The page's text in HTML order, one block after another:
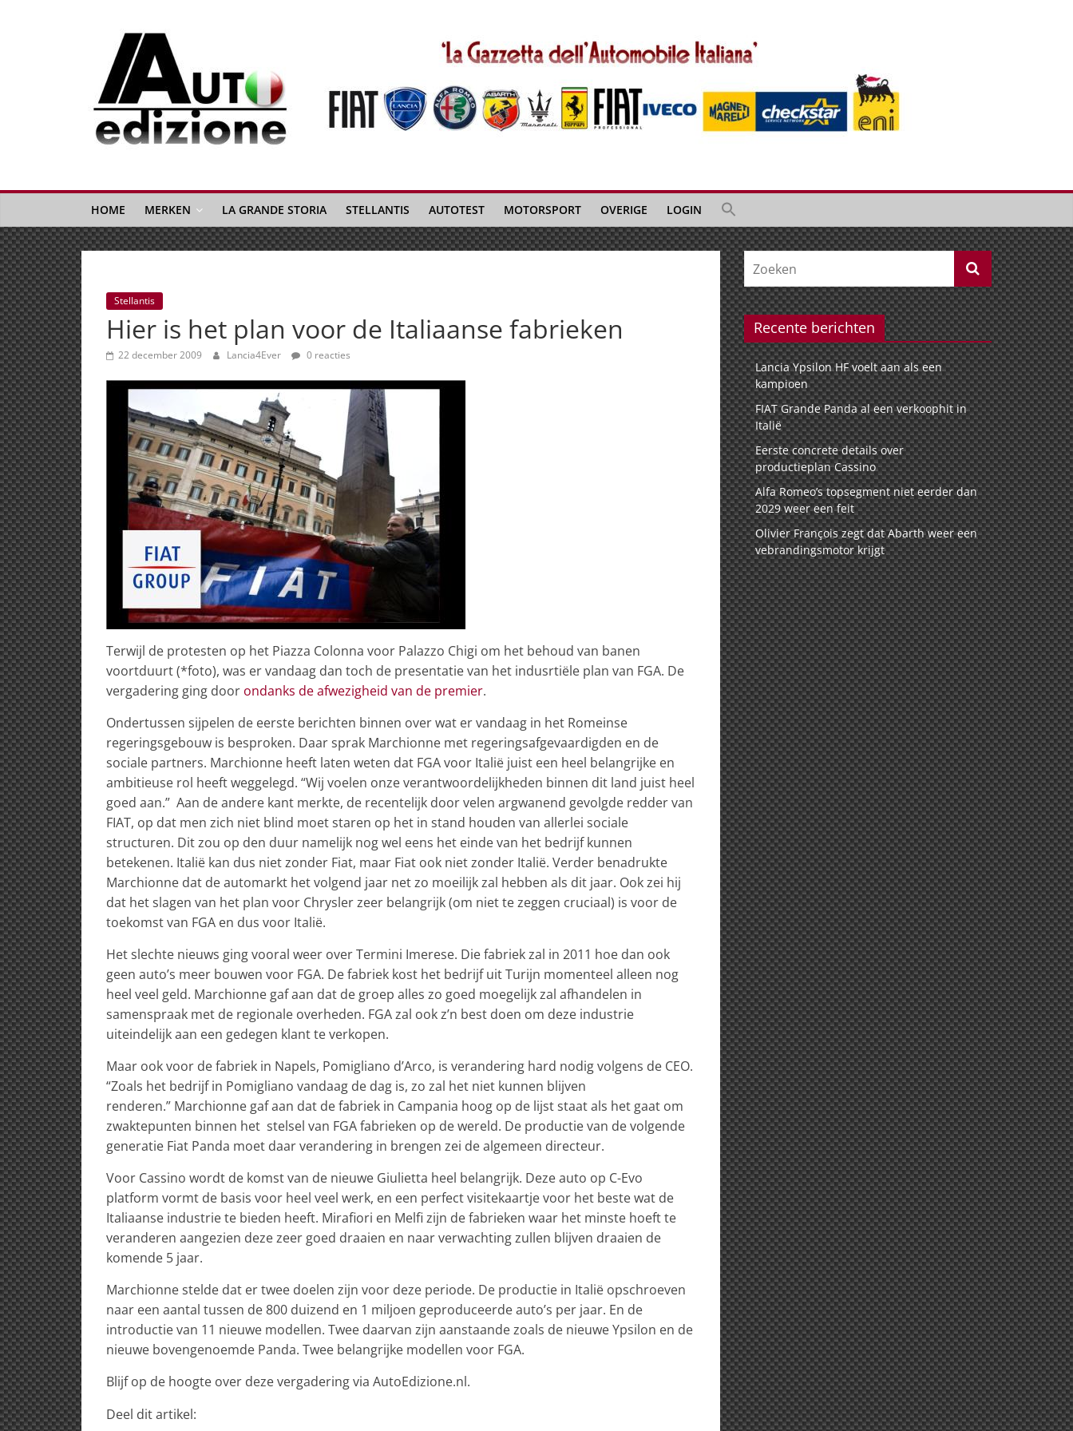
Auto
Edizione
La
Gazetta
dell'Automobile
Italiana
|
Italiaans
autonieuws
&
lifestyle
HOME MERKEN LA GRANDE STORIA STELLANTIS AUTOTEST MOTORSPORT OVERIGE LOGIN
Stellantis
Hier is het plan voor de Italiaanse fabrieken
22 december 2009 Lancia4Ever 0 reacties
Terwijl de protesten op het Piazza Colonna voor Palazzo Chigi om het behoud van banen
voortduurt (*foto), was er vandaag dan toch de presentatie van het indusrtiële plan van FGA. De
vergadering ging door ondanks de afwezigheid van de premier.
Ondertussen sijpelen de eerste berichten binnen over wat er vandaag in het Romeinse
regeringsgebouw is besproken. Daar sprak Marchionne met regeringsafgevaardigden en de
sociale partners. Marchionne heeft laten weten dat FGA voor Italië juist een heel belangrijke en
ambitieuse rol heeft weggelegd. “Wij voelen onze verantwoordelijkheden binnen dit land juist heel
goed aan.” Aan de andere kant merkte, de recentelijk door velen argwanend gevolgde redder van
FIAT, op dat men zich niet blind moet staren op het in stand houden van allerlei sociale
structuren. Dit zou op den duur namelijk nog wel eens het einde van het bedrijf kunnen
betekenen. Italië kan dus niet zonder Fiat, maar Fiat ook niet zonder Italië. Verder benadrukte
Marchionne dat de automarkt het volgend jaar net zo moeilijk zal hebben als dit jaar. Ook zei hij
dat het slagen van het plan voor Chrysler zeer belangrijk (om niet te zeggen cruciaal) is voor de
toekomst van FGA en dus voor Italië.
Het slechte nieuws ging vooral weer over Termini Imerese. Die fabriek zal in 2011 hoe dan ook
geen auto’s meer bouwen voor FGA. De fabriek kost het bedrijf uit Turijn momenteel alleen nog
heel veel geld. Marchionne gaf aan dat de groep alles zo goed moegelijk zal afhandelen in
samenspraak met de regionale overheden. FGA zal ook z’n best doen om deze industrie
uiteindelijk aan een gedegen klant te verkopen.
Maar ook voor de fabriek in Napels, Pomigliano d’Arco, is verandering hard nodig volgens de CEO.
“Zoals het bedrijf in Pomigliano vandaag de dag is, zo zal het niet kunnen blijven
renderen.” Marchionne gaf aan dat de fabriek in Campania hoog op de lijst staat als het gaat om
zwaktepunten binnen het stelsel van FGA fabrieken op de wereld. De productie van de volgende
generatie Fiat Panda moet daar verandering in brengen zei de algemeen directeur.
Voor Cassino wordt de komst van de nieuwe Giulietta heel belangrijk. Deze auto op C-Evo
platform vormt de basis voor heel veel werk, en een perfect visitekaartje voor het beste wat de
Italiaanse industrie te bieden heeft. Mirafiori en Melfi zijn de fabrieken waar het minste hoeft te
veranderen aangezien deze zeer goed draaien en naar verwachting zullen blijven draaien de
komende 5 jaar.
Marchionne stelde dat er twee doelen zijn voor deze periode. De productie in Italië opschroeven
naar een aantal tussen de 800 duizend en 1 miljoen geproduceerde auto’s per jaar. En de
introductie van 11 nieuwe modellen. Twee daarvan zijn aanstaande zoals de nieuwe Ypsilon en de
nieuwe bovengenoemde Panda. Twee belangrijke modellen voor FGA.
Blijf op de hoogte over deze vergadering via AutoEdizione.nl.
Deel dit artikel:
Recente berichten
Lancia Ypsilon HF voelt aan als een
kampioen
FIAT Grande Panda al een verkoophit in
Italië
Eerste concrete details over
productieplan Cassino
Alfa Romeo’s topsegment niet eerder dan
2029 weer een feit
Olivier François zegt dat Abarth weer een
vebrandingsmotor krijgt